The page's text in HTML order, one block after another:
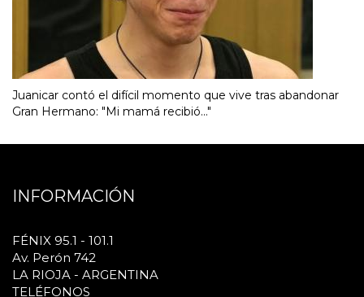
Juanicar contó el difícil momento que vive tras abandonar
Gran Hermano: "Mi mamá recibió..."
INFORMACIÓN
FÉNIX 95.1 - 101.1
Av. Perón 742
LA RIOJA - ARGENTINA
TELÉFONOS